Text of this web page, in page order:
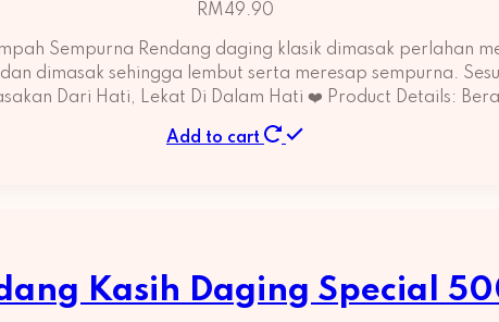
RM49.90
Sempurna Rendang daging klasik dimasak perlahan
dimasak sehingga lembut serta meresap sempurna.
Dari Hati, Lekat Di Dalam Hati ❤️ Product Details:
Add to cart
Kasih Daging Special